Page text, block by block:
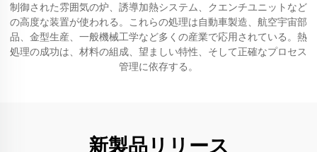
制御された雰囲気の炉、誘導加熱システム、クエンチユニットなど
の高度な装置が使われる。これらの処理は自動車製造、航空宇宙部
品、金型生産、一般機械工学など多くの産業で応用されている。熱
処理の成功は、材料の組成、望ましい特性、そして正確なプロセス
管理に依存する。
新製品リリース